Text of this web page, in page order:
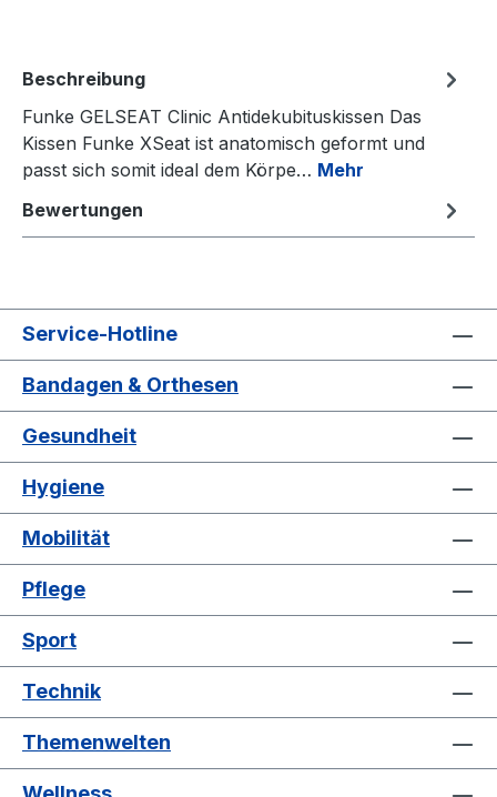
Beschreibung
Funke GELSEAT Clinic Antidekubituskissen Das
Kissen Funke XSeat ist anatomisch geformt und
passt sich somit ideal dem Körpe… Mehr
Bewertungen
Service-Hotline
Bandagen & Orthesen
Gesundheit
Hygiene
Mobilität
Pflege
Sport
Technik
Themenwelten